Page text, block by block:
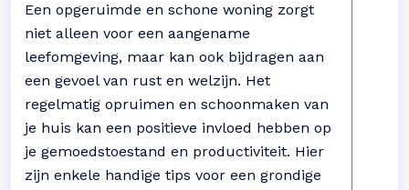
Een opgeruimde en schone woning zorgt
niet alleen voor een aangename
leefomgeving, maar kan ook bijdragen aan
een gevoel van rust en welzijn. Het
regelmatig opruimen en schoonmaken van
je huis kan een positieve invloed hebben op
je gemoedstoestand en productiviteit. Hier
zijn enkele handige tips voor een grondige